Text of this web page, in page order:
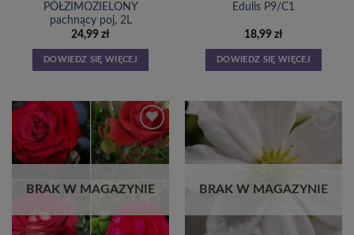
PÓŁZIMOZIELONY
pachnący poj, 2L
24,99 zł
DOWIEDZ SIĘ WIĘCEJ
Edulis P9/C1
18,99 zł
DOWIEDZ SIĘ WIĘCEJ
Dodaj
do
listy
BRAK W MAGAZYNIE
listy
BRAK W MAGAZYNIE